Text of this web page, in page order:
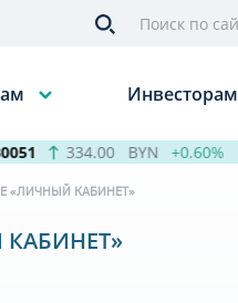
Инвесторам
334.00 BYN +0.60%
«ЛИЧНЫЙ КАБИНЕТ»